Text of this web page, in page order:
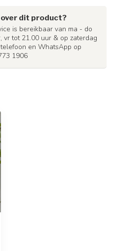
over dit product?
is bereikbaar van ma - do
vr tot 21.00 uur & op zaterdag
en WhatsApp op
1906